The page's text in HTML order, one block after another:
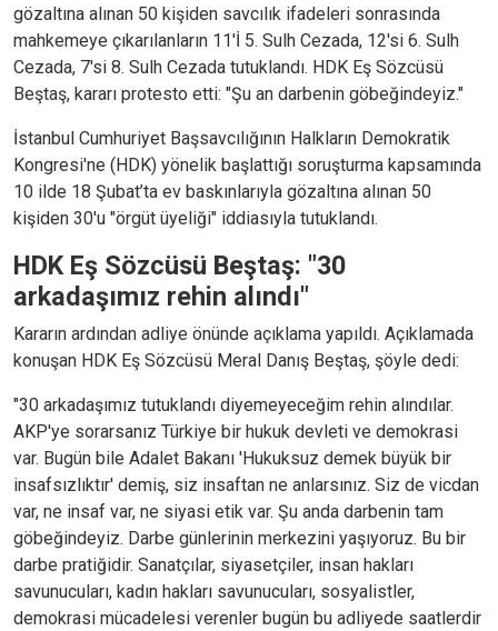
gözaltına alınan 50 kişiden savcılık ifadeleri sonrasında
mahkemeye çıkarılanların 11'İ 5. Sulh Cezada, 12'si 6. Sulh
Cezada, 7'si 8. Sulh Cezada tutuklandı. HDK Eş Sözcüsü
Beştaş, kararı protesto etti: "Şu an darbenin göbeğindeyiz."
İstanbul Cumhuriyet Başsavcılığının Halkların Demokratik
Kongresi'ne (HDK) yönelik başlattığı soruşturma kapsamında
10 ilde 18 Şubat’ta ev baskınlarıyla gözaltına alınan 50
kişiden 30'u "örgüt üyeliği" iddiasıyla tutuklandı.
HDK Eş Sözcüsü Beştaş: "30
arkadaşımız rehin alındı"
Kararın ardından adliye önünde açıklama yapıldı. Açıklamada
konuşan HDK Eş Sözcüsü Meral Danış Beştaş, şöyle dedi:
"30 arkadaşımız tutuklandı diyemeyeceğim rehin alındılar.
AKP'ye sorarsanız Türkiye bir hukuk devleti ve demokrasi
var. Bugün bile Adalet Bakanı 'Hukuksuz demek büyük bir
insafsızlıktır' demiş, siz insaftan ne anlarsınız. Siz de vicdan
var, ne insaf var, ne siyasi etik var. Şu anda darbenin tam
göbeğindeyiz. Darbe günlerinin merkezini yaşıyoruz. Bu bir
darbe pratiğidir. Sanatçılar, siyasetçiler, insan hakları
savunucuları, kadın hakları savunucuları, sosyalistler,
demokrasi mücadelesi verenler bugün bu adliyede saatlerdir